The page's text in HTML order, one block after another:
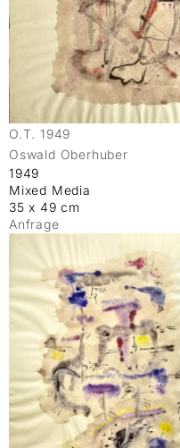
O.T. 1949
Oswald Oberhuber
1949
Mixed Media
35 x 49 cm
Anfrage